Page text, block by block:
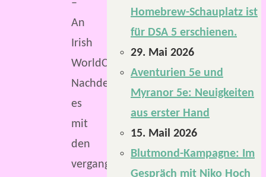
–
An
Irish
WorldCon“.
Nachdem
es
mit
den
vergangenen
Homebrew-Schauplatz ist
für DSA 5 erschienen.
29. Mai 2026
Aventurien 5e und
Myranor 5e: Neuigkeiten
aus erster Hand
15. Mail 2026
Blutmond-Kampagne: Im
Gespräch mit Niko Hoch